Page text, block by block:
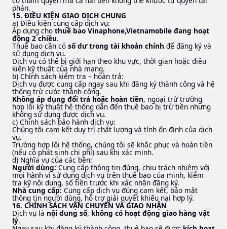
phán.
15. ĐIỀU KIỆN GIAO DỊCH CHUNG
a) Điều kiện cung cấp dịch vụ:
Áp dụng cho thuê bao Vinaphone,Vietnamobile đang hoạt
động 2 chiều.
Thuê bao cần có số dư trong tài khoản chính để đăng ký và
sử dụng dịch vụ.
Dịch vụ có thể bị giới hạn theo khu vực, thời gian hoặc điều
kiện kỹ thuật của nhà mạng.
b) Chính sách kiểm tra – hoàn trả:
Dịch vụ được cung cấp ngay sau khi đăng ký thành công và hệ
thống trừ cước thành công.
Không áp dụng đổi trả hoặc hoàn tiền, ngoại trừ trường
hợp lỗi kỹ thuật hệ thống dẫn đến thuê bao bị trừ tiền nhưng
không sử dụng được dịch vụ.
c) Chính sách bảo hành dịch vụ:
Chúng tôi cam kết duy trì chất lượng và tính ổn định của dịch
vụ.
Trường hợp lỗi hệ thống, chúng tôi sẽ khắc phục và hoàn tiền
(nếu có phát sinh chi phí) sau khi xác minh.
d) Nghĩa vụ của các bên:
Người dùng: Cung cấp thông tin đúng, chịu trách nhiệm với
mọi hành vi sử dụng dịch vụ trên thuê bao của mình, kiểm
tra kỹ nội dung, số tiền trước khi xác nhận đăng ký.
Nhà cung cấp: Cung cấp dịch vụ đúng cam kết, bảo mật
thông tin người dùng, hỗ trợ giải quyết khiếu nại hợp lý.
16. CHÍNH SÁCH VẬN CHUYỂN VÀ GIAO NHẬN
Dịch vụ là nội dung số, không có hoạt động giao hàng vật
lý.